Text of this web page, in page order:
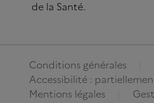
de la Santé.
Conditions générales
Accessibilité :
Mentions légales